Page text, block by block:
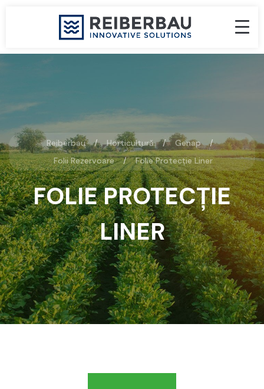
Reiberbau Horticultură
Genap
Folii Rezervoare
Folie Protecție Liner
FOLIE PROTECȚIE
LINER